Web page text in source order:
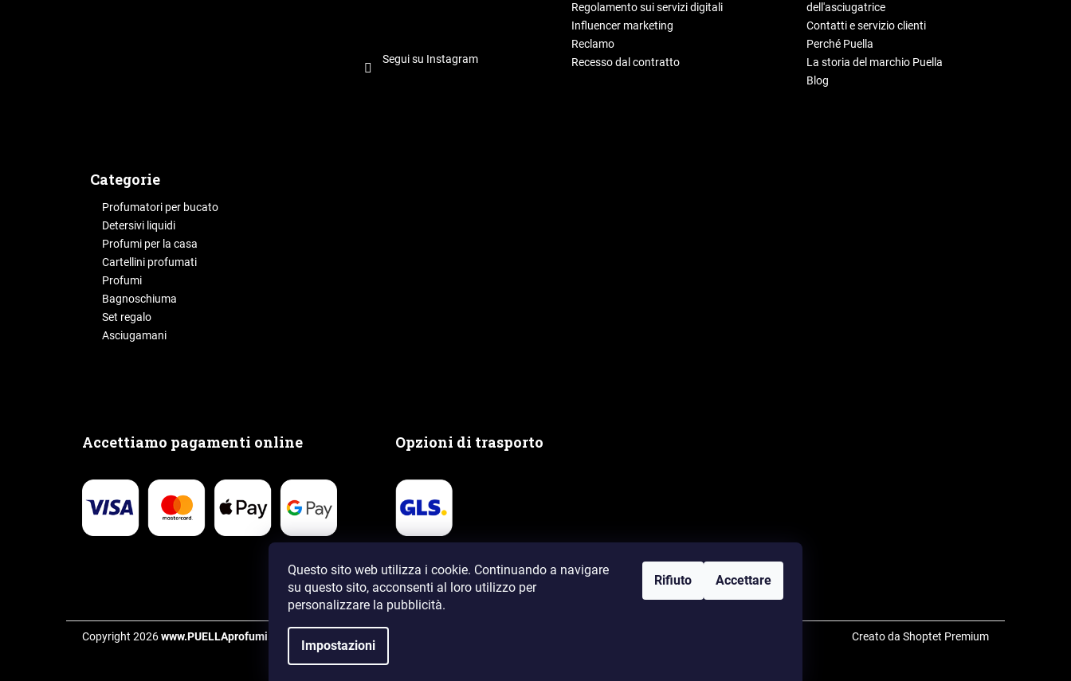
Questo sito web utilizza i cookie. Continuando a navigare
su questo sito, acconsenti al loro utilizzo per
personalizzare la pubblicità.
Impostazioni
Rifiuto Accettare
Segui su Instagram
Regolamento sui servizi digitali
Influencer marketing
Reclamo
Recesso dal contratto
dell'asciugatrice
Contatti e servizio clienti
Perché Puella
La storia del marchio Puella
Blog
Categorie
Profumatori per bucato
Detersivi liquidi
Profumi per la casa
Cartellini profumati
Profumi
Bagnoschiuma
Set regalo
Asciugamani
Accettiamo pagamenti online Opzioni di trasporto
Creato da Shoptet Premium
Copyright 2026www.PUELLAprofumi.it . Tutti i diritti riservati.